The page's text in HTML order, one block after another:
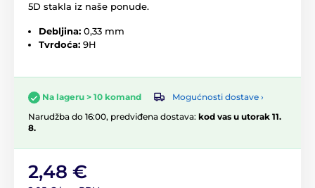
5D stakla iz naše ponude.
Debljina: 0,33 mm
Tvrdoća: 9H
Na lageru > 10 komand
Mogućnosti dostave ›
Narudžba do 16:00, predviđena dostava: kod vas u utorak 11.
8.
2,48 €